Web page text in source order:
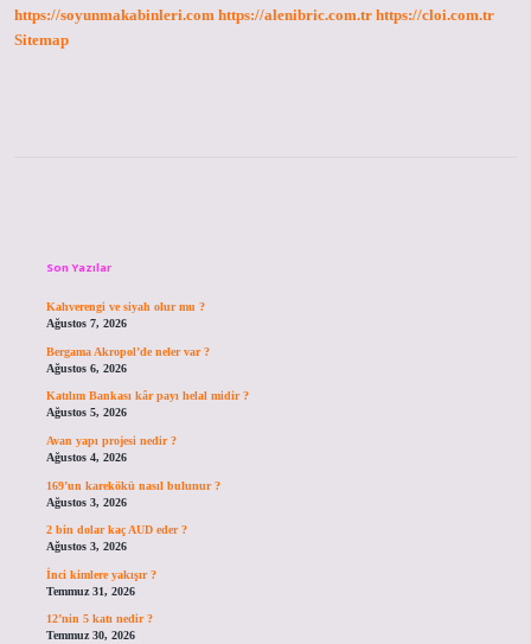
https://soyunmakabinleri.com https://alenibric.com.tr https://cloi.com.tr
Sitemap
Son Yazılar
Kahverengi ve siyah olur mu ?
Ağustos 7, 2026
Bergama Akropol’de neler var ?
Ağustos 6, 2026
Katılım Bankası kâr payı helal midir ?
Ağustos 5, 2026
Avan yapı projesi nedir ?
Ağustos 4, 2026
169’un karekökü nasıl bulunur ?
Ağustos 3, 2026
2 bin dolar kaç AUD eder ?
Ağustos 3, 2026
İnci kimlere yakışır ?
Temmuz 31, 2026
12’nin 5 katı nedir ?
Temmuz 30, 2026